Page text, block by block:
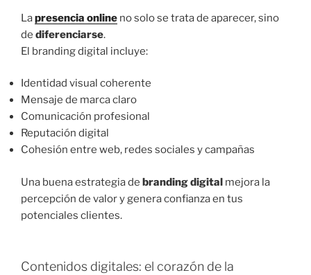
Lapresencia online no solo se trata de aparecer, sino
de diferenciarse.
El branding digital incluye:
Identidad visual coherente
Mensaje de marca claro
Comunicación profesional
Reputación digital
Cohesión entre web, redes sociales y campañas
Una buena estrategia de branding digital mejora la
percepción de valor y genera confianza en tus
potenciales clientes.
Contenidos digitales: el corazón de la